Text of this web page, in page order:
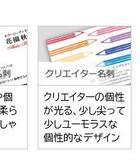
個
ら
ゃ
クリエイターの個性
が光る、少し尖って
少しユーモラスな
個性的なデザイン